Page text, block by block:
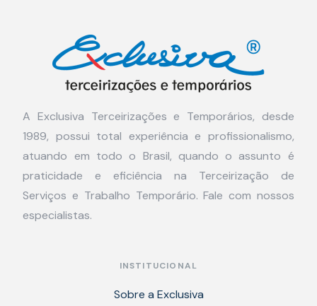
A Exclusiva Terceirizações e Temporários, desde
1989, possui total experiência e profissionalismo,
atuando em todo o Brasil, quando o assunto é
praticidade e eficiência na Terceirização de
Serviços e Trabalho Temporário. Fale com nossos
especialistas.
INSTITUCIONAL
Sobre a Exclusiva